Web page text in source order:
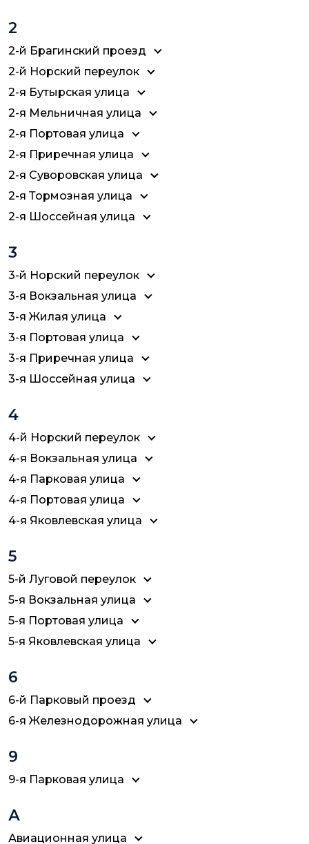
2
2-й Брагинский проезд
2-й Норский переулок
2-я Бутырская улица
2-я Мельничная улица
2-я Портовая улица
2-я Приречная улица
2-я Суворовская улица
2-я Тормозная улица
2-я Шоссейная улица
3
3-й Норский переулок
3-я Вокзальная улица
3-я Жилая улица
3-я Портовая улица
3-я Приречная улица
3-я Шоссейная улица
4
4-й Норский переулок
4-я Вокзальная улица
4-я Парковая улица
4-я Портовая улица
4-я Яковлевская улица
5
5-й Луговой переулок
5-я Вокзальная улица
5-я Портовая улица
5-я Яковлевская улица
6
6-й Парковый проезд
6-я Железнодорожная улица
9
9-я Парковая улица
А
Авиационная улица